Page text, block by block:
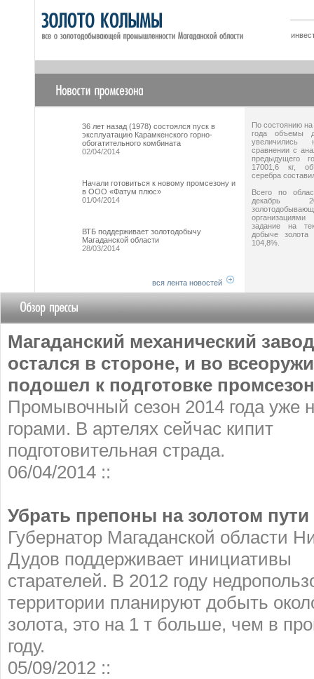
36 лет назад (1978) состоялся пуск в
эксплуатацию Карамкенского горно-
обогатительного комбината
02/04/2014
Начали готовиться к новому промсезону и
в ООО «Фатум плюс»
01/04/2014
ВТБ поддерживает золотодобычу
Магаданской области
28/03/2014
вся лента новостей
По состоянию
года объемы
сравнении с
предыдущего
17001,6 кг,
серебра
Всего по
декабрь
задание на
добыче
104,8%.
Магаданский механический
остался в стороне, и во
подошел к подготовке
Промывочный сезон 2014 года уже
горами. В артелях сейчас кипит
подготовительная страда.
06/04/2014 ::
Убрать препоны на золотом пути
Губернатор Магаданской области
Дудов поддерживает инициативы
старателей. В 2012 году
территории планируют добыть
золота, это на 1 т больше, чем в
году.
05/09/2012 ::